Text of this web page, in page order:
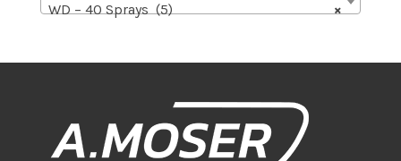
×
WD – 40 Sprays (5)